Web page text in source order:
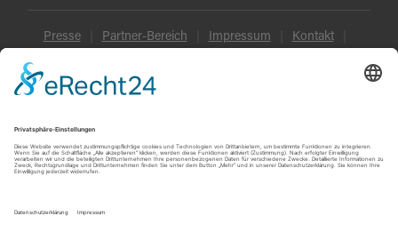
Presse Partner-Bereich Impressum Kontakt
Datenschutz